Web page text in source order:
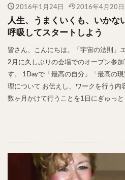
2016年1月24日 2016年4月20日
人生、うまくいくも、いかな
呼吸してスタートしよう
皆さん、こんにちは。「宇宙の法則」
2月に久しぶりの会場でのオープン参
す。 1Dayで「最高の自分」「最高の
理について お伝えし、ワークを行う内
数ヶ月かけて行うことを1日にぎゅっと